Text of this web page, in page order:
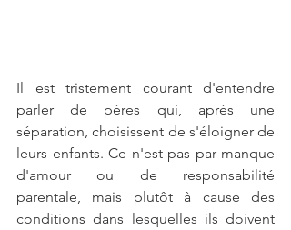
Il est tristement courant d'entendre
parler de pères qui, après une
séparation, choisissent de s'éloigner de
leurs enfants. Ce n'est pas par manque
d'amour ou de responsabilité
parentale, mais plutôt à cause des
conditions dans lesquelles ils doivent